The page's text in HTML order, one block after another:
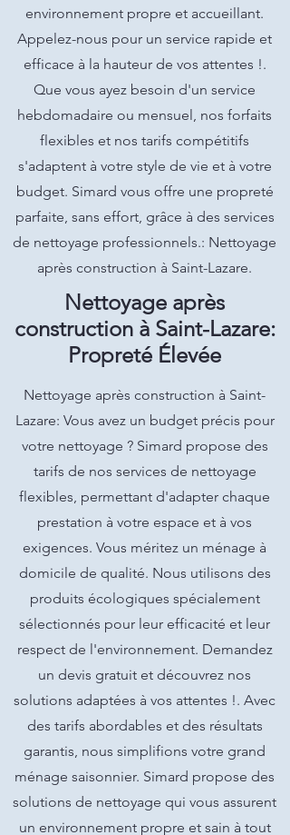
environnement propre et accueillant.
Appelez-nous pour un service rapide et
efficace à la hauteur de vos attentes !.
Que vous ayez besoin d'un service
hebdomadaire ou mensuel, nos forfaits
flexibles et nos tarifs compétitifs
s'adaptent à votre style de vie et à votre
budget. Simard vous offre une propreté
parfaite, sans effort, grâce à des services
de nettoyage professionnels.: Nettoyage
après construction à Saint-Lazare.
Nettoyage après
construction à Saint-Lazare:
Propreté Élevée
Nettoyage après construction à Saint-
Lazare: Vous avez un budget précis pour
votre nettoyage ? Simard propose des
tarifs de nos services de nettoyage
flexibles, permettant d'adapter chaque
prestation à votre espace et à vos
exigences. Vous méritez un ménage à
domicile de qualité. Nous utilisons des
produits écologiques spécialement
sélectionnés pour leur efficacité et leur
respect de l'environnement. Demandez
un devis gratuit et découvrez nos
solutions adaptées à vos attentes !. Avec
des tarifs abordables et des résultats
garantis, nous simplifions votre grand
ménage saisonnier. Simard propose des
solutions de nettoyage qui vous assurent
un environnement propre et sain à tout